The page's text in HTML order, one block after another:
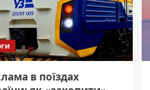
в поїздах